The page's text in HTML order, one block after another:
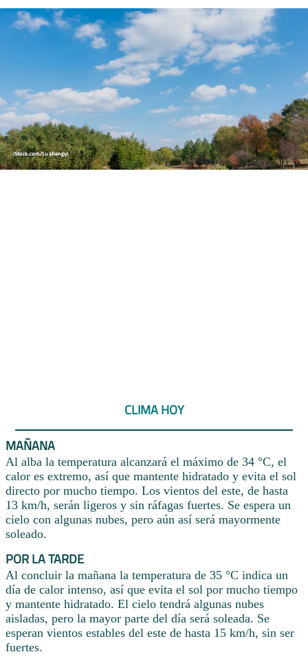
CLIMA HOY
MAÑANA
Al alba la temperatura alcanzará el máximo de 34 °C, el
calor es extremo, así que mantente hidratado y evita el sol
directo por mucho tiempo. Los vientos del este, de hasta
13 km/h, serán ligeros y sin ráfagas fuertes. Se espera un
cielo con algunas nubes, pero aún así será mayormente
soleado.
POR LA TARDE
Al concluir la mañana la temperatura de 35 °C indica un
día de calor intenso, así que evita el sol por mucho tiempo
y mantente hidratado. El cielo tendrá algunas nubes
aisladas, pero la mayor parte del día será soleada. Se
esperan vientos estables del este de hasta 15 km/h, sin ser
fuertes.